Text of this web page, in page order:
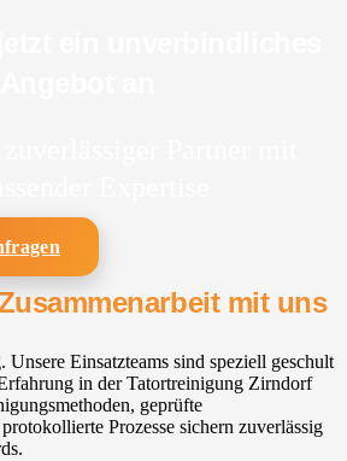
mit uns
Unsere Einsatzteams sind speziell geschult
in der Tatortreinigung Zirndorf
geprüfte
Prozesse sichern zuverlässig